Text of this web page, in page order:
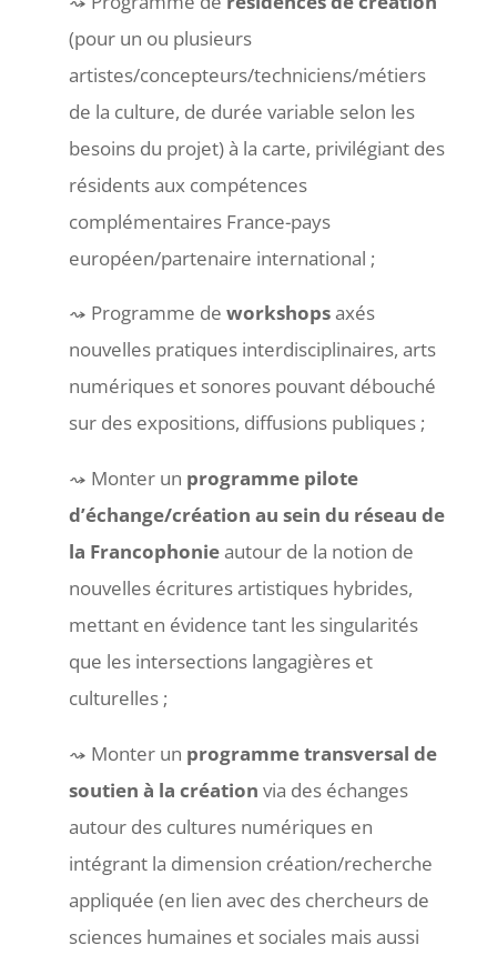
(pour un ou plusieurs
artistes/concepteurs/techniciens/métiers
de la culture, de durée variable selon les
besoins du projet) à la carte, privilégiant des
résidents aux compétences
complémentaires France-pays
européen/partenaire international ;
Programme de workshopsaxés
nouvelles pratiques interdisciplinaires, arts
numériques et sonores pouvant débouché
sur des expositions, diffusions publiques ;
Monter un programme pilote
d’échange/création au sein du réseau de
la Francophonieautour de la notion de
nouvelles écritures artistiques hybrides,
mettant en évidence tant les singularités
que les intersections langagières et
culturelles ;
Monter un programme transversal de
soutien à la création via des échanges
autour des cultures numériques en
intégrant la dimension création/recherche
appliquée (en lien avec des chercheurs de
sciences humaines et sociales mais aussi